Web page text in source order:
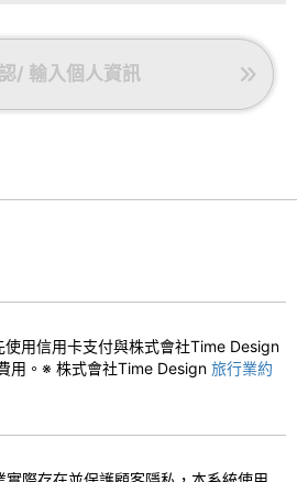
/ 輸入個人資訊
用信用卡支付與株式會社Time Design
用。※ 株式會社Time Design 旅行業約